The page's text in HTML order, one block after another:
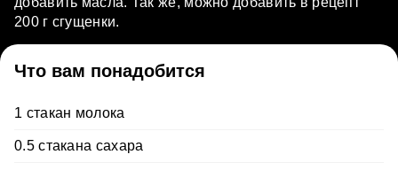
200 г сгущенки.
Что вам понадобится
1 стакан молока
0.5 стакана сахара